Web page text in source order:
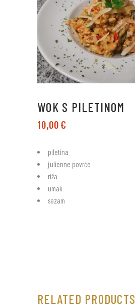
WOK S PILETINOM
10,00€
piletina
julienne povrće
riža
umak
sezam
RELATED PRODUCTS